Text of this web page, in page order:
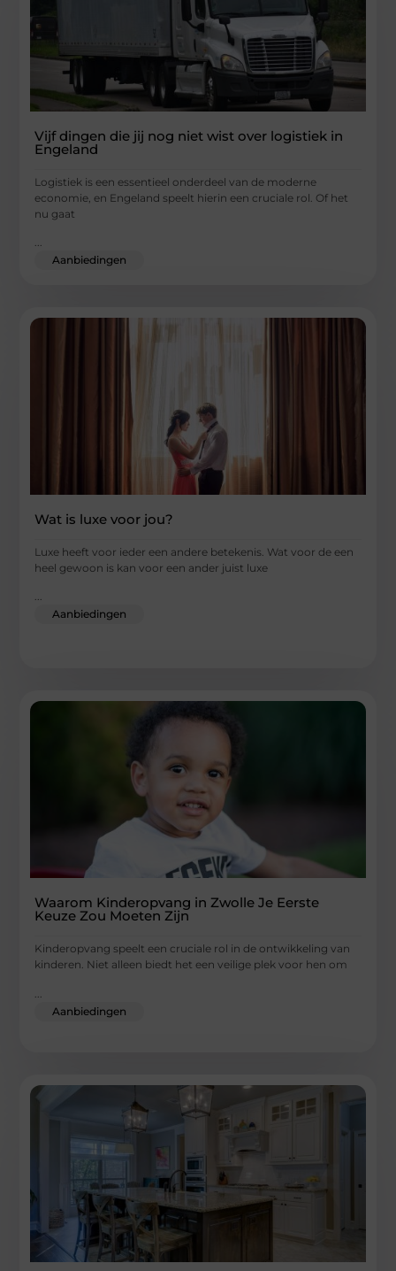
Vijf dingen die jij nog niet wist over logistiek in
Engeland
Logistiek is een essentieel onderdeel van de moderne
economie, en Engeland speelt hierin een cruciale rol. Of het
nu gaat
...
Aanbiedingen
Wat is luxe voor jou?
Luxe heeft voor ieder een andere betekenis. Wat voor de een
heel gewoon is kan voor een ander juist luxe
...
Aanbiedingen
Waarom Kinderopvang in Zwolle Je Eerste
Keuze Zou Moeten Zijn
Kinderopvang speelt een cruciale rol in de ontwikkeling van
kinderen. Niet alleen biedt het een veilige plek voor hen om
Aanbiedingen